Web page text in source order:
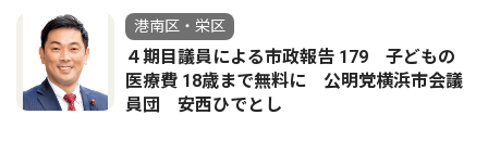
港南区・栄区
４期目議員による市政報告 179 子どもの
医療費 18歳まで無料に 公明党横浜市会議
員団 安西ひでとし